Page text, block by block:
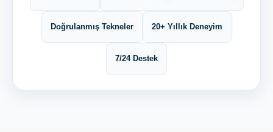
Doğrulanmış Tekneler 20+ Yıllık Deneyim
7/24 Destek